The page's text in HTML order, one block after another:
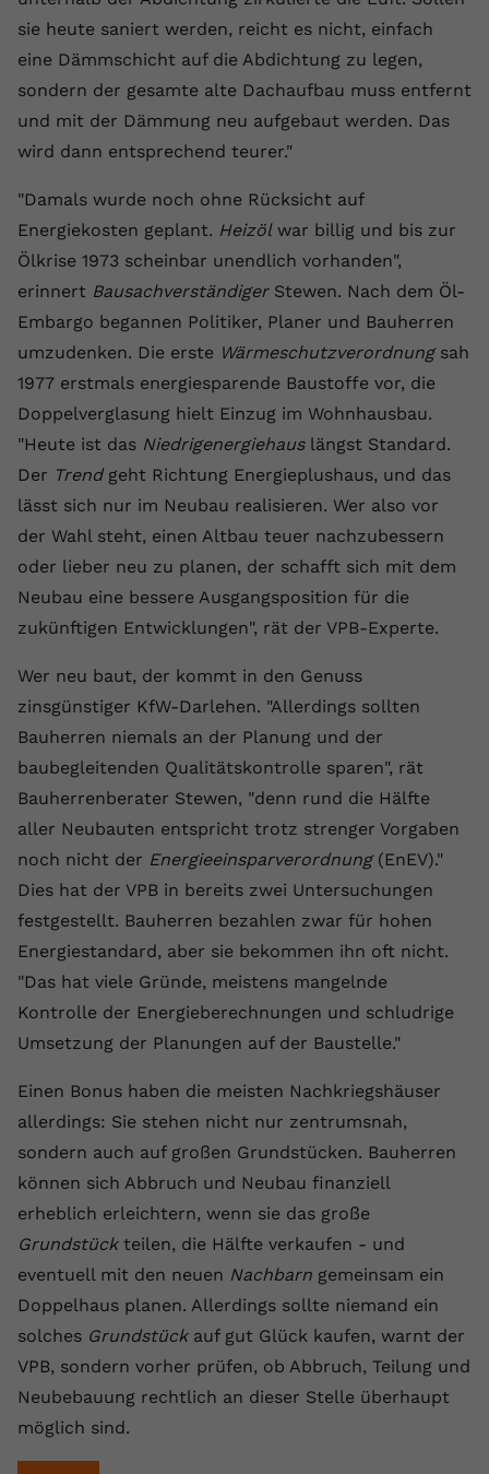
sie heute saniert werden, reicht es nicht, einfach
eine Dämmschicht auf die Abdichtung zu legen,
sondern der gesamte alte Dachaufbau muss entfernt
und mit der Dämmung neu aufgebaut werden. Das
wird dann entsprechend teurer."
"Damals wurde noch ohne Rücksicht auf
Energiekosten geplant. Heizölwar billig und bis zur
Ölkrise 1973 scheinbar unendlich vorhanden",
erinnert BausachverständigerStewen. Nach dem Öl-
Embargo begannen Politiker, Planer und Bauherren
umzudenken. Die erste Wärmeschutzverordnungsah
1977 erstmals energiesparende Baustoffe vor, die
Doppelverglasung hielt Einzug im Wohnhausbau.
"Heute ist das Niedrigenergiehauslängst Standard.
Der Trendgeht Richtung Energieplushaus, und das
lässt sich nur im Neubau realisieren. Wer also vor
der Wahl steht, einen Altbau teuer nachzubessern
oder lieber neu zu planen, der schafft sich mit dem
Neubau eine bessere Ausgangsposition für die
zukünftigen Entwicklungen", rät der VPB-Experte.
Wer neu baut, der kommt in den Genuss
zinsgünstiger KfW-Darlehen. "Allerdings sollten
Bauherren niemals an der Planung und der
baubegleitenden Qualitätskontrolle sparen", rät
Bauherrenberater Stewen, "denn rund die Hälfte
aller Neubauten entspricht trotz strenger Vorgaben
noch nicht der Energieeinsparverordnung(EnEV)."
Dies hat der VPB in bereits zwei Untersuchungen
festgestellt. Bauherren bezahlen zwar für hohen
Energiestandard, aber sie bekommen ihn oft nicht.
"Das hat viele Gründe, meistens mangelnde
Kontrolle der Energieberechnungen und schludrige
Umsetzung der Planungen auf der Baustelle."
Einen Bonus haben die meisten Nachkriegshäuser
allerdings: Sie stehen nicht nur zentrumsnah,
sondern auch auf großen Grundstücken. Bauherren
können sich Abbruch und Neubau finanziell
erheblich erleichtern, wenn sie das große
Grundstückteilen, die Hälfte verkaufen - und
eventuell mit den neuen Nachbarn gemeinsam ein
Doppelhaus planen. Allerdings sollte niemand ein
solches Grundstückauf gut Glück kaufen, warnt der
VPB, sondern vorher prüfen, ob Abbruch, Teilung und
Neubebauung rechtlich an dieser Stelle überhaupt
möglich sind.
Name yt.innertube::requests
Anbieter youtube.com
Laufzeit Session
Zweck
registriert eine eindeutige ID, um
Daten darüber zu speichern, welche
Videos von YouTube der Nutzer
gesehen hat.
Anbieter Youtube.com
Laufzeit Session
Zweck
Dieser von YouTube gesetzte Cookie
registriert eine eindeutige ID, um
Daten darüber zu speichern, welche
gesehen hat.
Laufzeit Session
Zweck
YouTube setzt diesen Cookie, um die
Videopräferenzen des Nutzers zu
speichern, der eingebettete YouTube-
Videos verwendet.